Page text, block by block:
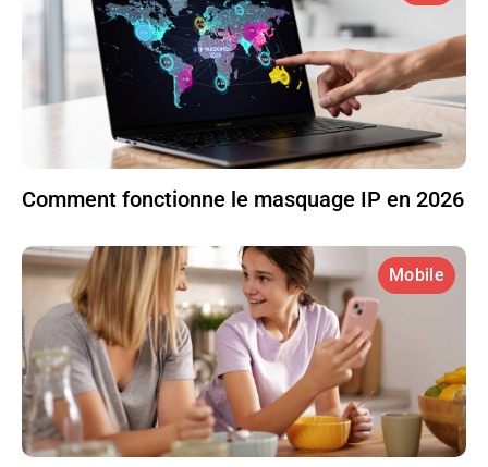
Comment fonctionne le masquage IP en 2026
Mobile